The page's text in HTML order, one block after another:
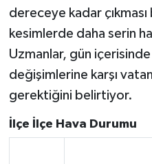
dereceye kadar
kesimlerde daha serin
Uzmanlar, gün içerisinde
değişimlerine karşı
gerektiğini belirtiyor.
İlçe İlçe Hava Durumu